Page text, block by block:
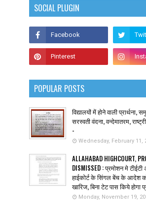
SOCIAL PLUGIN
POPULAR POSTS
विद्यालयों में होने वाली प्रार्थना,
सरस्वती वंदना, वन्देमातरम,
-
Wednesday, February 11,
ALLAHABAD HIGHCOURT,
DISMISSED : प्रमोशन मे टीईटी
हाईकोर्ट के सिंगल बेंच के आदेश
खारिज, बिना टेट पास किये होगा
Monday, November 19,